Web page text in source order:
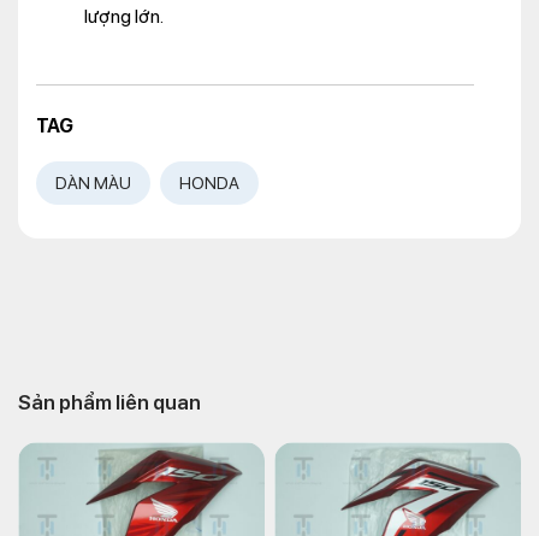
lượng lớn.
TAG
DÀN MÀU HONDA
Sản phẩm liên quan